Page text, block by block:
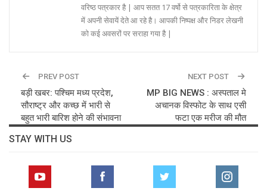
वरिष्ठ पत्रकार है | आप सतत 17 वर्षो से पत्रकारिता के क्षेत्र
में अपनी सेवायें देते आ रहे है। आपकी निष्पक्ष और निडर लेखनी
को कई अवसरों पर सराहा गया है |
PREV POST
बड़ी खबर: पश्चिम मध्य प्रदेश,
सौराष्ट्र और कच्छ में भारी से
बहुत भारी बारिश होने की संभावना
NEXT POST
MP BIG NEWS : अस्पताल मे
अचानक विस्फोट के साथ एसी
फटा एक मरीज की मौत
STAY WITH US